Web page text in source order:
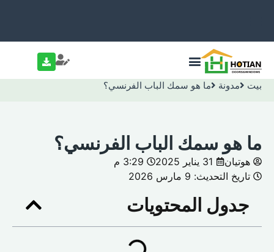
بيت مدونة ما هو سمك الباب الفرنسي؟
ما هو سمك الباب الفرنسي؟
هوتيان 31 يناير 2025
3:29 م
تاريخ التحديث: 9 مارس 2026
جدول المحتويات